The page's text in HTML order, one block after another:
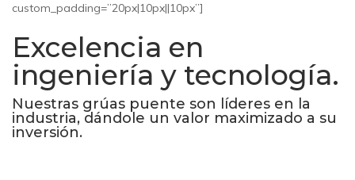
custom_padding=”20px|10px||10px”]
Excelencia en
ingeniería y tecnología.
Nuestras grúas puente son líderes en la
industria, dándole un valor maximizado a su
inversión.